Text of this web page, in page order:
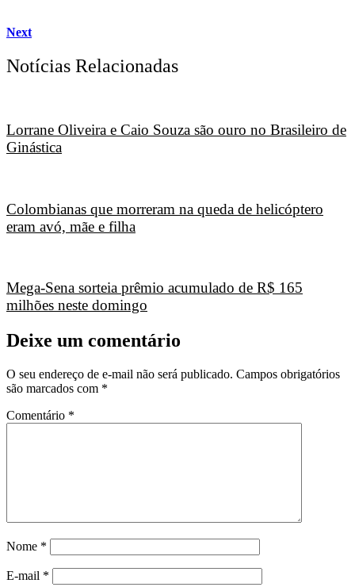
Next
Notícias Relacionadas
Lorrane Oliveira e Caio Souza são ouro no Brasileiro de
Ginástica
Colombianas que morreram na queda de helicóptero
eram avó, mãe e filha
Mega-Sena sorteia prêmio acumulado de R$ 165
milhões neste domingo
Deixe um comentário
O seu endereço de e-mail não será publicado. Campos obrigatórios
são marcados com *
Comentário *
Nome *
E-mail *